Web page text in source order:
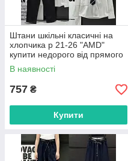
Штани шкільні класичні на
хлопчика р 21-26 "AMD"
купити недорого від прямого
постачальника
В наявності
757 ₴
Купити